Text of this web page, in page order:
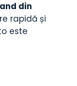
din
rapidă și
este